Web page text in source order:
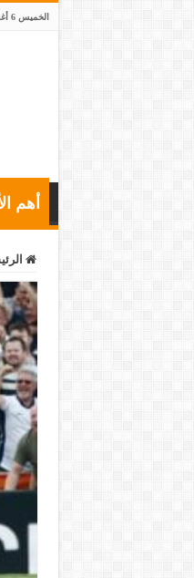
الخميس 6 أغسطس 2026
أهم